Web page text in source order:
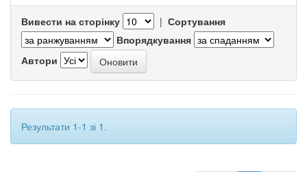
Вивести на сторінку | Сортування
Впорядкування
Автори
Результати 1-1 зі 1.